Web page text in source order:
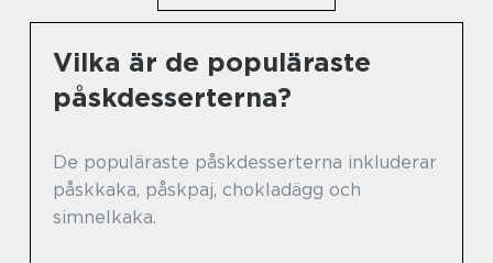
Vilka är de populäraste
påskdesserterna?
De populäraste påskdesserterna inkluderar
påskkaka, påskpaj, chokladägg och
simnelkaka.